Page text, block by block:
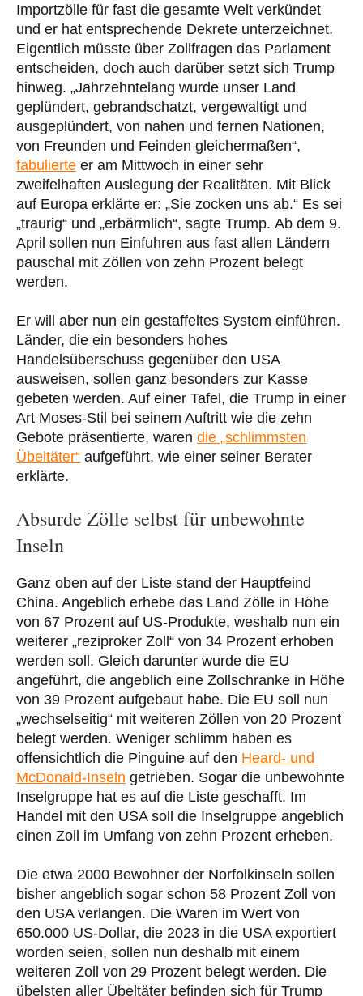
Importzölle für fast die gesamte Welt verkündet
und er hat entsprechende Dekrete unterzeichnet.
Eigentlich müsste über Zollfragen das Parlament
entscheiden, doch auch darüber setzt sich Trump
hinweg. „Jahrzehntelang wurde unser Land
geplündert, gebrandschatzt, vergewaltigt und
ausgeplündert, von nahen und fernen Nationen,
von Freunden und Feinden gleichermaßen“,
fabulierte er am Mittwoch in einer sehr
zweifelhaften Auslegung der Realitäten. Mit Blick
auf Europa erklärte er: „Sie zocken uns ab.“ Es sei
„traurig“ und „erbärmlich“, sagte Trump. Ab dem 9.
April sollen nun Einfuhren aus fast allen Ländern
pauschal mit Zöllen von zehn Prozent belegt
werden.
Er will aber nun ein gestaffeltes System einführen.
Länder, die ein besonders hohes
Handelsüberschuss gegenüber den USA
ausweisen, sollen ganz besonders zur Kasse
gebeten werden. Auf einer Tafel, die Trump in einer
Art Moses-Stil bei seinem Auftritt wie die zehn
Gebote präsentierte, waren die „schlimmsten
Übeltäter“ aufgeführt, wie einer seiner Berater
erklärte.
Absurde Zölle selbst für unbewohnte
Inseln
Ganz oben auf der Liste stand der Hauptfeind
China. Angeblich erhebe das Land Zölle in Höhe
von 67 Prozent auf US-Produkte, weshalb nun ein
weiterer „reziproker Zoll“ von 34 Prozent erhoben
werden soll. Gleich darunter wurde die EU
angeführt, die angeblich eine Zollschranke in Höhe
von 39 Prozent aufgebaut habe. Die EU soll nun
„wechselseitig“ mit weiteren Zöllen von 20 Prozent
belegt werden. Weniger schlimm haben es
offensichtlich die Pinguine auf den Heard- und
McDonald-Inseln getrieben. Sogar die unbewohnte
Inselgruppe hat es auf die Liste geschafft. Im
Handel mit den USA soll die Inselgruppe angeblich
einen Zoll im Umfang von zehn Prozent erheben.
Die etwa 2000 Bewohner der Norfolkinseln sollen
bisher angeblich sogar schon 58 Prozent Zoll von
den USA verlangen. Die Waren im Wert von
650.000 US-Dollar, die 2023 in die USA exportiert
worden seien, sollen nun deshalb mit einem
weiteren Zoll von 29 Prozent belegt werden. Die
übelsten aller Übeltäter befinden sich für Trump